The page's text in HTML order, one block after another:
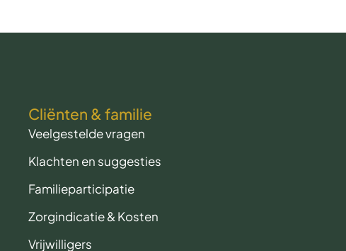
Cliënten & familie
Veelgestelde vragen
Klachten en suggesties
Familieparticipatie
Zorgindicatie & Kosten
Vrijwilligers